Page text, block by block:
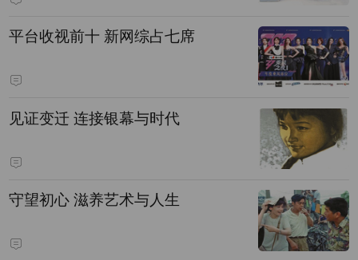
平台收视前十 新网综占七席
见证变迁 连接银幕与时代
守望初心 滋养艺术与人生